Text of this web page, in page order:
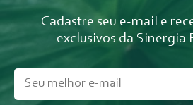
Cadastre seu e-mail e
exclusivos da Sinergia